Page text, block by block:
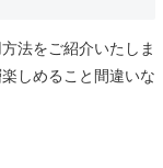
法をご紹介いたしま
しめること間違いな